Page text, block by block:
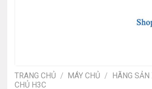
TRANG CHỦ / MÁY CHỦ / HÃNG SẢN
CHỦ H3C